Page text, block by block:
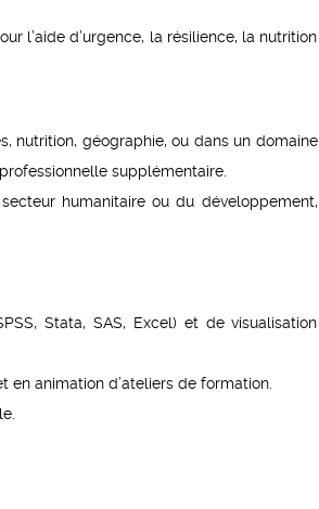
l’aide d’urgence, la résilience, la nutrition
nutrition, géographie, ou dans un domaine
supplémentaire.
humanitaire ou du développement,
Stata, SAS, Excel) et de visualisation
animation d’ateliers de formation.